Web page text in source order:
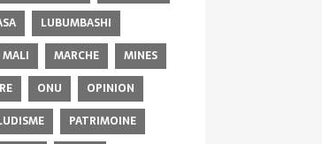
LUBUMBASHI
MALI MARCHE
MINES
ONU
OPINION
PATRIMOINE